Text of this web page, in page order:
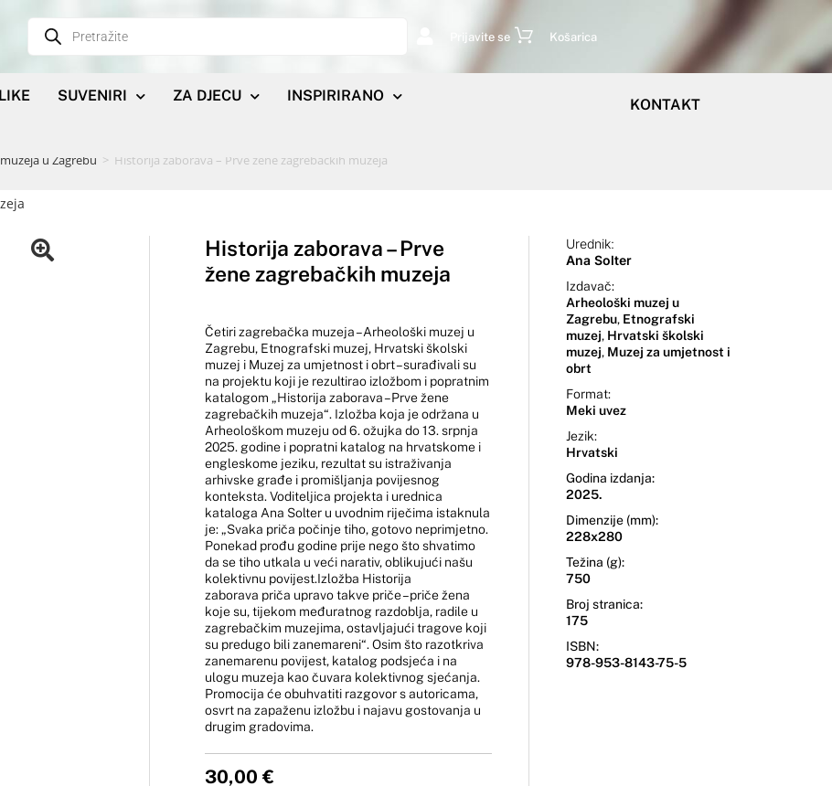
Prijavite se Košarica
SUVENIRI ZA DJECU
INSPIRIRANO
KONTAKT
u Zagrebu > Historija zaborava – Prve žene zagrebačkih muzeja
Historija zaborava – Prve
žene zagrebačkih muzeja
Četiri zagrebačka muzeja – Arheološki muzej u
Zagrebu, Etnografski muzej, Hrvatski školski
muzej i Muzej za umjetnost i obrt – surađivali su
na projektu koji je rezultirao izložbom i popratnim
katalogom „Historija zaborava – Prve žene
zagrebačkih muzeja“. Izložba koja je održana u
Arheološkom muzeju od 6. ožujka do 13. srpnja
2025. godine i popratni katalog na hrvatskome i
engleskome jeziku, rezultat su istraživanja
arhivske građe i promišljanja povijesnog
konteksta. Voditeljica projekta i urednica
kataloga Ana Solter u uvodnim riječima istaknula
je: „Svaka priča počinje tiho, gotovo neprimjetno.
Ponekad prođu godine prije nego što shvatimo
da se tiho utkala u veći narativ, oblikujući našu
kolektivnu povijest.Izložba Historija
zaborava priča upravo takve priče – priče žena
koje su, tijekom međuratnog razdoblja, radile u
zagrebačkim muzejima, ostavljajući tragove koji
su predugo bili zanemareni“. Osim što razotkriva
zanemarenu povijest, katalog podsjeća i na
ulogu muzeja kao čuvara kolektivnog sjećanja.
Promocija će obuhvatiti razgovor s autoricama,
osvrt na zapaženu izložbu i najavu gostovanja u
drugim gradovima.
30,00 €
Urednik:
Ana Solter
Izdavač:
Arheološki muzej u
Zagrebu, Etnografski
muzej, Hrvatski školski
muzej, Muzej za umjetnost i
obrt
Format:
Meki uvez
Jezik:
Hrvatski
Godina izdanja:
2025.
Dimenzije (mm):
228x280
Težina (g):
750
Broj stranica:
175
ISBN:
978-953-8143-75-5